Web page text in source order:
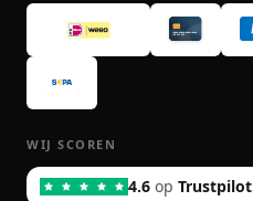
WIJ SCOREN
4.6 op Trustpilot